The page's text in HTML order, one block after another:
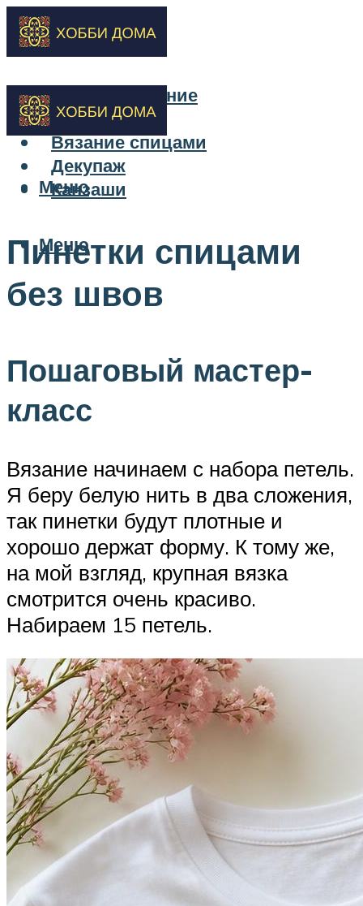
Бисероплетение
Вышивка
Вязание спицами
Декупаж
Канзаши
Меню
Меню
Пинетки спицами
без швов
Пошаговый мастер-
класс
Вязание начинаем с набора петель.
Я беру белую нить в два сложения,
так пинетки будут плотные и
хорошо держат форму. К тому же,
на мой взгляд, крупная вязка
смотрится очень красиво.
Набираем 15 петель.